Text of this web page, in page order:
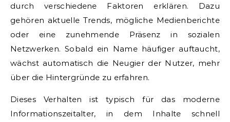
durch verschiedene Faktoren erklären. Dazu
gehören aktuelle Trends, mögliche Medienberichte
oder eine zunehmende Präsenz in sozialen
Netzwerken. Sobald ein Name häufiger auftaucht,
wächst automatisch die Neugier der Nutzer, mehr
über die Hintergründe zu erfahren.
Dieses Verhalten ist typisch für das moderne
Informationszeitalter, in dem Inhalte schnell